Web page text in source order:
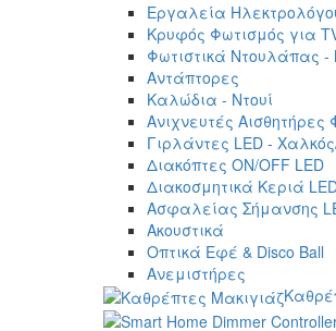
Εργαλεία
Κρυφός Φωτισμός για
Φωτιστικά Ντουλάπας -
Αντάπτορες
Καλώδια - Ντουί
Ανιχνευτές Αισθητήρες
Γιρλάντες LED -
Διακόπτες ON/OFF LED
Διακοσμητικά Κεριά
Ασφαλείας Σήμανσης
Ακουστικά
Οπτικά Εφέ & Disco Ball
Ανεμιστήρες